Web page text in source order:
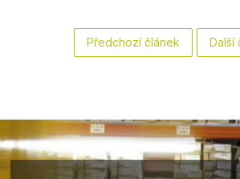
Předchozí článek Další